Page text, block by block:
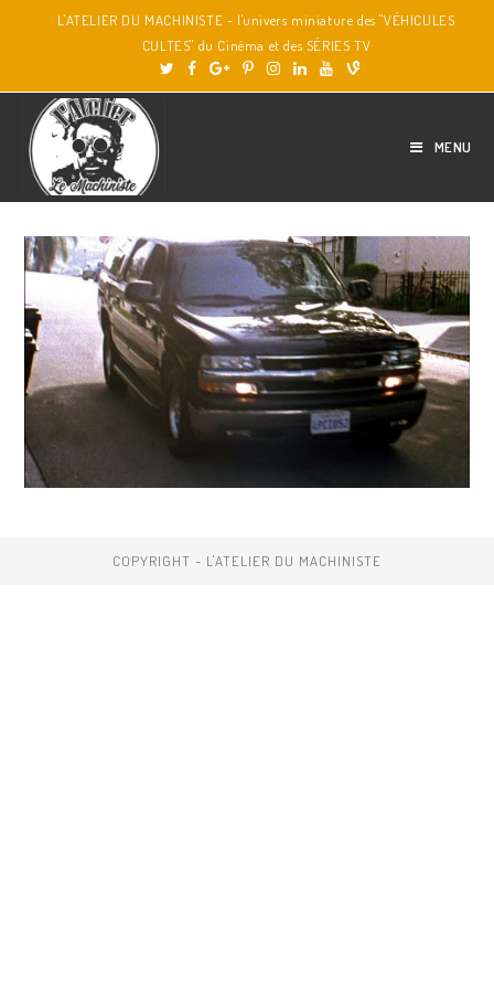
L'ATELIER DU MACHINISTE - l'univers miniature des "VÉHICULES
CULTES" du Cinéma et des SÉRIES TV
MENU
COPYRIGHT - L'ATELIER DU MACHINISTE